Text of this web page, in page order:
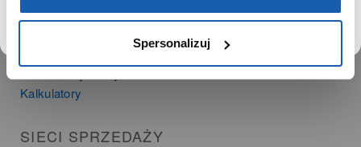
Spersonalizuj
PRODUKTY
Kalkulatory
SIECI SPRZEDAŻY